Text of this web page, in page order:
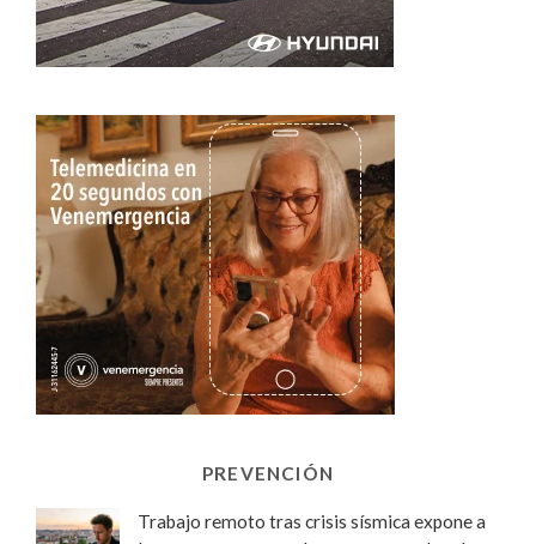
PREVENCIÓN
Trabajo remoto tras crisis sísmica expone a